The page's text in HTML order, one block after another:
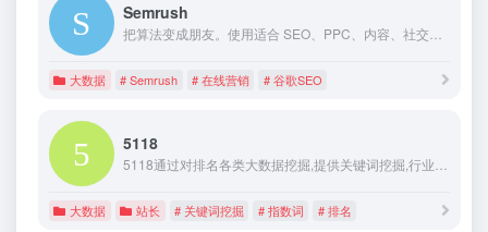
Semrush
把算法变成朋友。使用适合 SEO、PPC、内容、社交媒体、竞品研究等的超过 55 款工具让您的业务在线可见。
大数据 # Semrush # 在线营销 # 谷歌SEO
5118
5118通过对排名各类大数据挖掘,提供关键词挖掘,行业词库,站群权重监控,关键词排名监控,指数词,流量词挖掘工具等排名工作人员必备百度站长工具平台
大数据 站长 # 关键词挖掘 # 指数词 # 排名